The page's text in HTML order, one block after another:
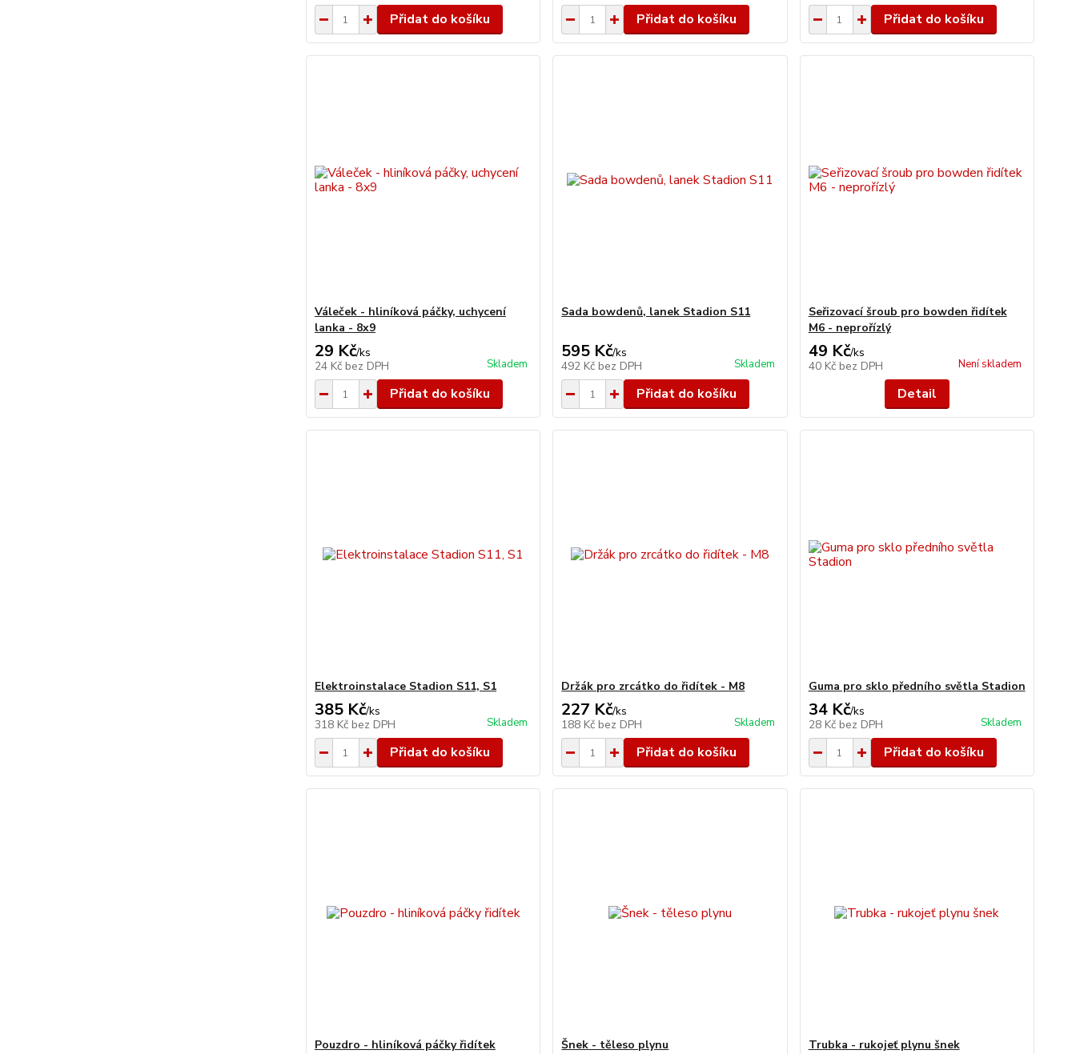
Přidat do košíku Přidat do košíku Přidat do košíku
Váleček - hliníková páčky, uchycení
lanka - 8x9
29 Kč/ks
24 Kč bez DPH Skladem
Přidat do košíku
Sada bowdenů, lanek Stadion S11
595 Kč/ks
492 Kč bez DPH Skladem
Přidat do košíku
Seřizovací šroub pro bowden řidítek
M6 - neprořízlý
49 Kč/ks
40 Kč bez DPH Není skladem
Detail
Elektroinstalace Stadion S11, S1
385 Kč/ks
318 Kč bez DPH Skladem
Přidat do košíku
Držák pro zrcátko do řidítek - M8
227 Kč/ks
188 Kč bez DPH Skladem
Přidat do košíku
Guma pro sklo předního světla Stadion
34 Kč/ks
28 Kč bez DPH Skladem
Přidat do košíku
Pouzdro - hliníková páčky řidítek Šnek - těleso plynu Trubka - rukojeť plynu šnek